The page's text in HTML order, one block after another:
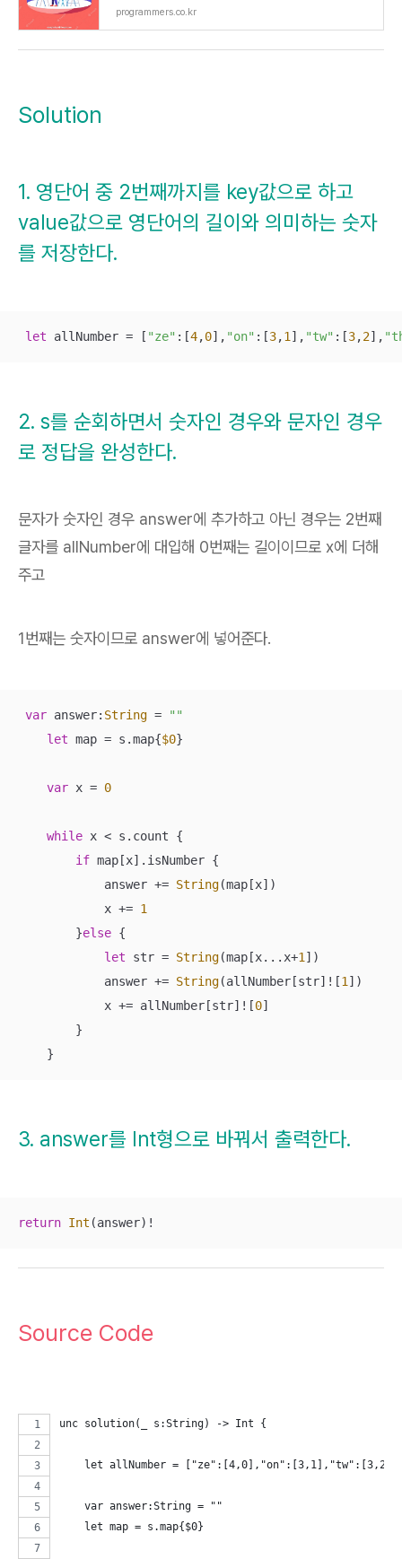
programmers.co.kr
Solution
1. 영단어 중 2번째까지를 key값으로 하고
value값으로 영단어의 길이와 의미하는 숫자
를 저장한다.
let allNumber = [ "ze" :[4,0], "on" :[3,1 ], "tw" :[3,2],
2. s를 순회하면서 숫자인 경우와 문자인 경우
로 정답을 완성한다.
문자가 숫자인 경우 answer에 추가하고 아닌 경우는 2번째
글자를 allNumber에 대입해 0번째는 길이이므로 x에 더해
주고
1번째는 숫자이므로 answer에 넣어준다.
var answer: String =
""
let map = s.map{$0}
var x = 0
while x < s.count {
if map[x].isNumber {
            answer
+= String(map[x])
            x
+= 1
        }
else {
let str = String(map[x...x+1])
            answer
+= String(allNumber[str] ! [1])
            x
+= allNumber[str] ! [0]
        }
    }
3. answer를 Int형으로 바꿔서 출력한다.
return Int (answer) !
Source Code
unc solution(_ s:String) -> Int {
let allNumber =
    var answer:String = ""
    let map = s.map{$0}